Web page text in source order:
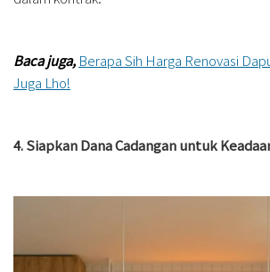
Baca juga, Berapa Sih Harga Renovasi
Juga Lho!
4. Siapkan Dana Cadangan untuk